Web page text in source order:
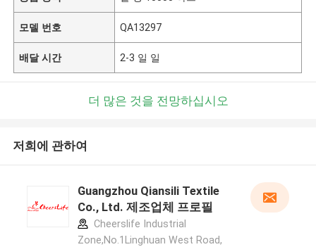
모델 번호 QA13297
배달 시간 2-3 일 일
더 많은 것을 전망하십시오
저희에 관하여
Guangzhou Qiansili Textile
Co., Ltd. 제조업체 프로필
Cheerslife Industrial
Zone,No.1Linghuan West Road,